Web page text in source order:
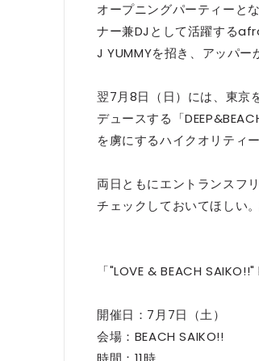
オープニングパーティーと
ナー兼DJとして活躍する
J YUMMYを招き、アッパー
翌7月8日（日）には、東京
デュースする「
を虜にするハイクオリティ
両日ともにエントランスフ
チェックしておいてほしい
「"LOVE & BEACH
開催日：7月7日（土）
会場：BEACH SAIKO!!